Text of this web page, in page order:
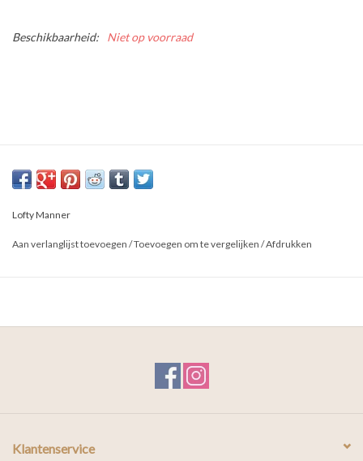
Beschikbaarheid: Niet op voorraad
Lofty Manner
Aan verlanglijst toevoegen /Toevoegen om te vergelijken /Afdrukken
Klantenservice